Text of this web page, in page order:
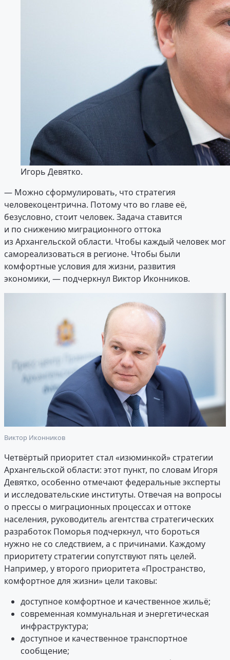
Игорь Девятко.
— Можно сформулировать, что стратегия
человекоцентрична. Потому что во главе её,
безусловно, стоит человек. Задача ставится
и по снижению миграционного оттока
из Архангельской области. Чтобы каждый человек мог
самореализоваться в регионе. Чтобы были
комфортные условия для жизни, развития
экономики, — подчеркнул Виктор Иконников.
Виктор Иконников
Четвёртый приоритет стал «изюминкой» стратегии
Архангельской области: этот пункт, по словам Игоря
Девятко, особенно отмечают федеральные эксперты
и исследовательские институты. Отвечая на вопросы
о прессы о миграционных процессах и оттоке
населения, руководитель агентства стратегических
разработок Поморья подчеркнул, что бороться
нужно не со следствием, а с причинами. Каждому
приоритету стратегии сопутствуют пять целей.
Например, у второго приоритета «Пространство,
комфортное для жизни» цели таковы:
доступное комфортное и качественное жильё;
современная коммунальная и энергетическая
инфраструктура;
доступное и качественное транспортное
сообщение;